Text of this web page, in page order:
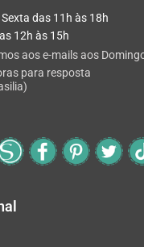
das 11h às 18h
12h às 15h
aos e-mails aos
para resposta